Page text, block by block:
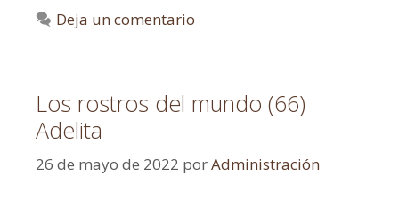
Deja un comentario
Los rostros del mundo (66)
Adelita
26 de mayo de 2022 porAdministración